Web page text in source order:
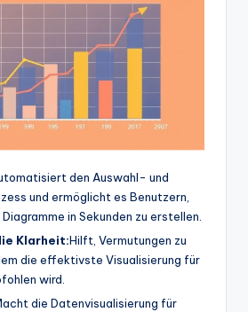
den Auswahl- und
und ermöglicht es Benutzern,
in Sekunden zu erstellen.
Klarheit:Hilft, Vermutungen zu
die effektivste Visualisierung für
wird.
die Datenvisualisierung für